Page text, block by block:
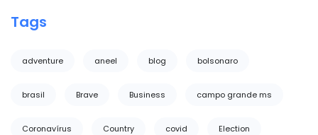
Tags
adventure aneel blog bolsonaro
brasil Brave Business campo grande ms
Coronavírus Country covid Election